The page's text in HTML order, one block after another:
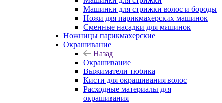
Машинки для стрижки волос и бороды
Ножи для парикмахерских машинок
Сменные насадки для машинок
Ножницы парикмахерские
Окрашивание
Назад
Окрашивание
Выжиматели тюбика
Кисти для окрашивания волос
Расходные материалы для
окрашивания